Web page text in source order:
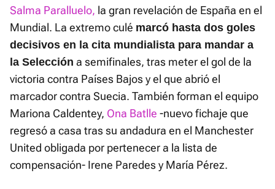
Salma Paralluelo, la gran revelación de España en el
Mundial. La extremo culé marcó hasta dos goles
decisivos en la cita mundialista para mandar a
la Selección a semifinales, tras meter el gol de la
victoria contra Países Bajos y el que abrió el
marcador contra Suecia. También forman el equipo
Mariona Caldentey, Ona Batlle -nuevo fichaje que
regresó a casa tras su andadura en el Manchester
United obligada por pertenecer a la lista de
compensación- Irene Paredes y María Pérez.